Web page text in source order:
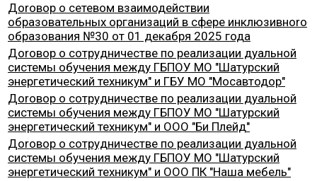
Доrовор о сетевом взаимодействии
образовательных организаций в сфере инклюзивноrо
образования №30 от 01 декабря 2025 года
Доrовор о сотрудничестве по реализации дуальной
системы обучения между ГБПОУ МО "Шатурский
энергетический техникум" и ГБУ МО "Мосавтодор"
Доrовор о сотрудничестве по реализации дуальной
системы обучения между ГБПОУ МО "Шатурский
энергетический техникум" и ООО "Би Плейд"
Доrовор о сотрудничестве по реализации дуальной
системы обучения между ГБПОУ МО "Шатурский
энергетический техникум" и ООО ПК "Наша мебель"